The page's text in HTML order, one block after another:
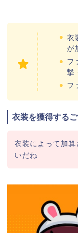
衣
が
フ
撃
フ
衣装を獲得する
衣装によって加
いだね